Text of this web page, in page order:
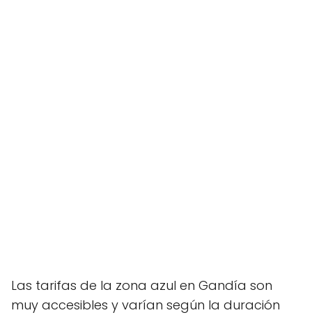
Las tarifas de la zona azul en Gandía son
muy accesibles y varían según la duración